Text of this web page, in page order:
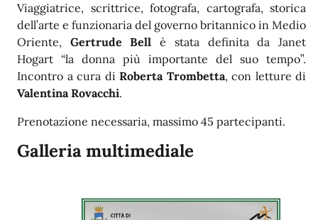
Viaggiatrice, scrittrice, fotografa, cartografa, storica
dell’arte e funzionaria del governo britannico in Medio
Oriente, Gertrude Bell è stata definita da Janet
Hogart “la donna più importante del suo tempo”.
Incontro a cura diRoberta Trombetta, con letture di
Valentina Rovacchi.
Prenotazione necessaria, massimo 45 partecipanti.
Galleria multimediale